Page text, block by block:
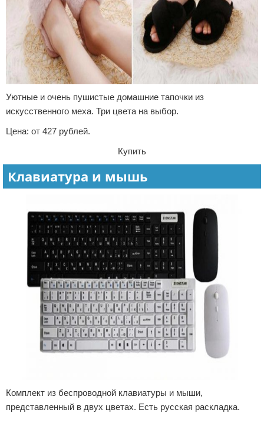
Уютные и очень пушистые домашние тапочки из
искусственного меха. Три цвета на выбор.
Цена: от 427 рублей.
Купить
Клавиатура и мышь
Комплект из беспроводной клавиатуры и мыши,
представленный в двух цветах. Есть русская раскладка.